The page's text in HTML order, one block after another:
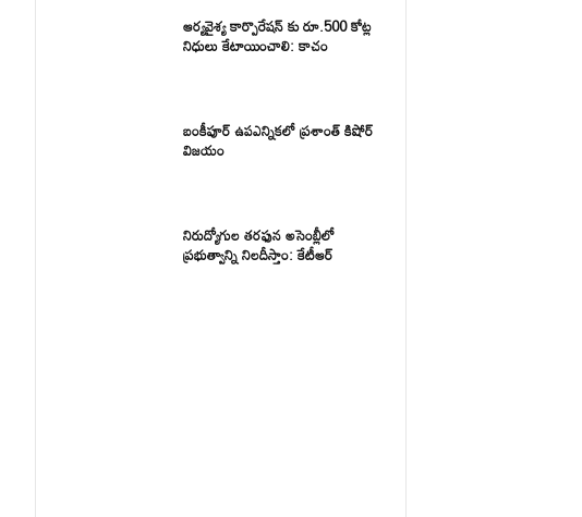
ఆర్యవైశ్య కార్పొరేషన్ కు రూ.500 కోట్ల
నిధులు కేటాయించాలి: కాచం
బంకీపూర్ ఉపఎన్నికలో ప్రశాంత్ కిషోర్
విజయం
నిరుద్యోగుల తరఫున అసెంబ్లీలో
ప్రభుత్వాన్ని నిలదీస్తాం: కేటీఆర్